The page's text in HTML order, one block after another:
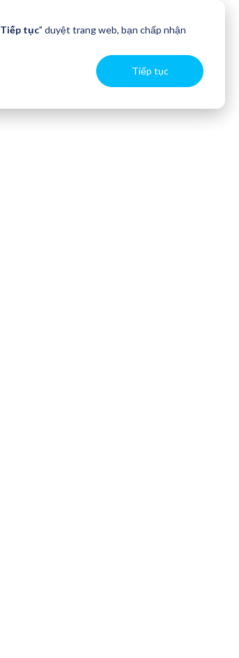
Tiếp tục" duyệt trang web, bạn chấp nhận
Tiếp tục